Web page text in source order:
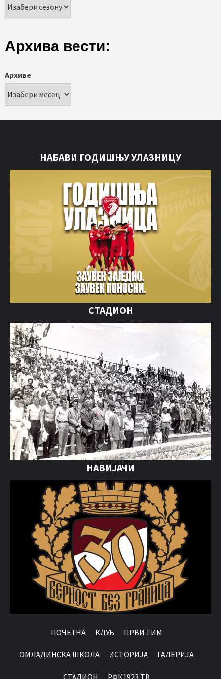
Архива вести:
Архиве
НАБАВИ ГОДИШЊУ УЛАЗНИЦУ
СТАДИОН
НАВИЈАЧИ
ПОЧЕТНА КЛУБ ПРВИ ТИМ
OМЛАДИНСКА ШКОЛА ИСТОРИЈА ГАЛЕРИЈА
СТАДИОН РФК1923 ТВ